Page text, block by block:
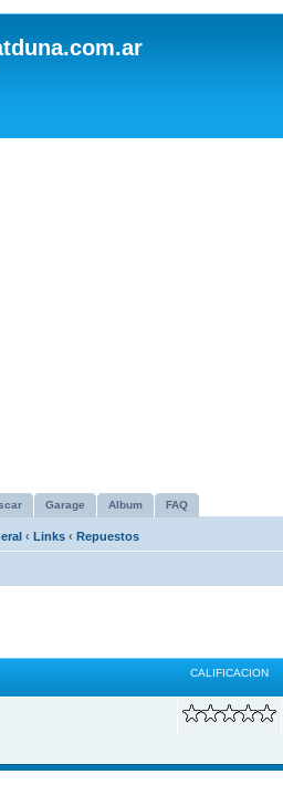
Garage Album FAQ
‹ Links ‹ Repuestos
CALIFICACION